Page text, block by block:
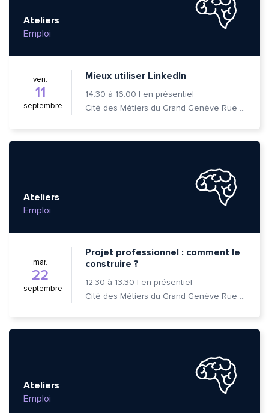
Ateliers
Emploi
ven.
11
septembre
Mieux utiliser LinkedIn
14:30 à 16:00 | en présentiel
Cité des Métiers du Grand Genève Rue Prévost-Martin 6 1205 Genève
Ateliers
Emploi
mar.
22
septembre
Projet professionnel : comment le
construire ?
12:30 à 13:30 | en présentiel
Cité des Métiers du Grand Genève Rue Prévost-Martin 6 1205 Genève
Ateliers
Emploi
Quelle est la pertinence de cette page?